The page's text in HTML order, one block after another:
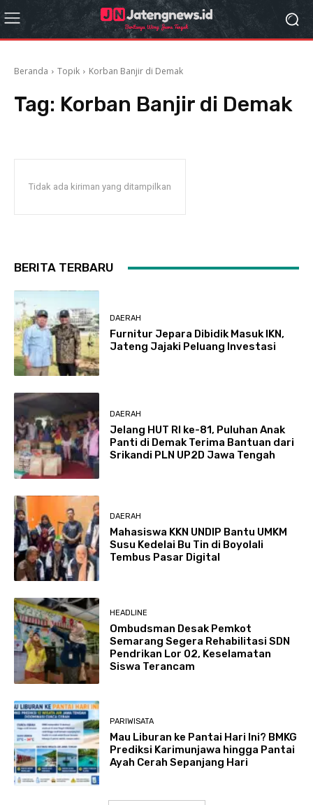
Beranda Topik Korban Banjir di Demak
Tag: Korban Banjir di Demak
Tidak ada kiriman yang ditampilkan
BERITA TERBARU
DAERAH
Furnitur Jepara Dibidik Masuk IKN,
Jateng Jajaki Peluang Investasi
DAERAH
Jelang HUT RI ke-81, Puluhan Anak
Panti di Demak Terima Bantuan dari
Srikandi PLN UP2D Jawa Tengah
DAERAH
Mahasiswa KKN UNDIP Bantu UMKM
Susu Kedelai Bu Tin di Boyolali
Tembus Pasar Digital
HEADLINE
Ombudsman Desak Pemkot
Semarang Segera Rehabilitasi SDN
Pendrikan Lor 02, Keselamatan
Siswa Terancam
PARIWISATA
Mau Liburan ke Pantai Hari Ini? BMKG
Prediksi Karimunjawa hingga Pantai
Ayah Cerah Sepanjang Hari